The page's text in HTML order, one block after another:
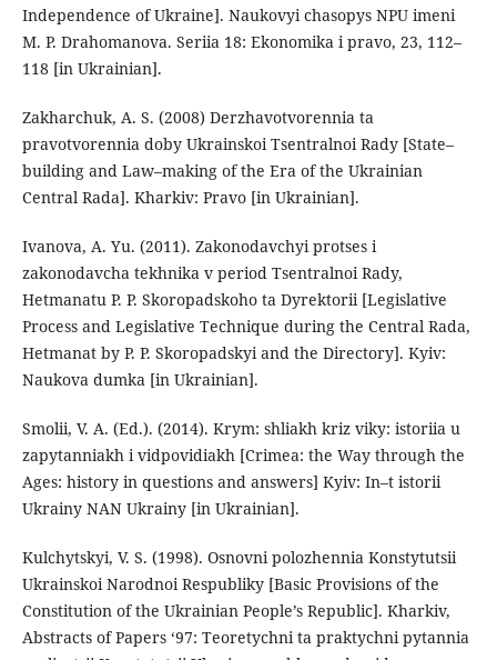
Independence of Ukraine]. Naukovyi chasopys NPU imeni
M. P. Drahomanova. Seriia 18: Ekonomika i pravo, 23, 112–
118 [in Ukrainian].
Zakharchuk, A. S. (2008) Derzhavotvorennia ta
pravotvorennia doby Ukrainskoi Tsentralnoi Rady [State–
building and Law–making of the Era of the Ukrainian
Central Rada]. Kharkiv: Pravo [in Ukrainian].
Ivanova, A. Yu. (2011). Zakonodavchyi protses i
zakonodavcha tekhnika v period Tsentralnoi Rady,
Hetmanatu P. P. Skoropadskoho ta Dyrektorii [Legislative
Process and Legislative Technique during the Central Rada,
Hetmanat by P. P. Skoropadskyi and the Directory]. Kyiv:
Naukova dumka [in Ukrainian].
Smolii, V. A. (Ed.). (2014). Krym: shliakh kriz viky: istoriia u
zapytanniakh i vidpovidiakh [Crimea: the Way through the
Ages: history in questions and answers] Kyiv: In–t istorii
Ukrainy NAN Ukrainy [in Ukrainian].
Kulchytskyi, V. S. (1998). Osnovni polozhennia Konstytutsii
Ukrainskoi Narodnoi Respubliky [Basic Provisions of the
Constitution of the Ukrainian People’s Republic]. Kharkiv,
Abstracts of Papers ‘97: Teoretychni ta praktychni pytannia